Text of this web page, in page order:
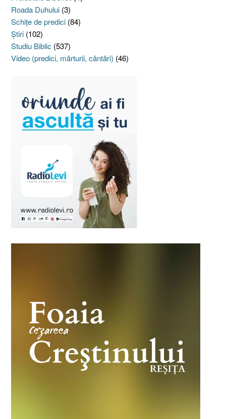
Roada Duhului (3)
Schiţe de predici (84)
Ştiri (102)
Studiu Biblic (537)
Video (predici, mărturii, cântări) (46)